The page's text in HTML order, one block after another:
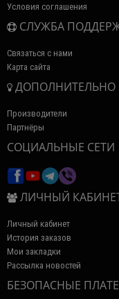
Условия соглашения
СЛУЖБА
Связаться с нами
Карта сайта
ДОПОЛНИТЕЛЬНО
Производители
Партнёры
СОЦИАЛЬНЫЕ СЕТИ
ЛИЧНЫЙ
Личный кабинет
История заказов
Мои закладки
Рассылка новостей
БЕЗОПАСНЫЕ